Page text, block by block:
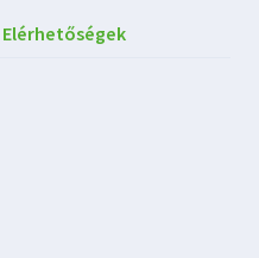
Elérhetőségek